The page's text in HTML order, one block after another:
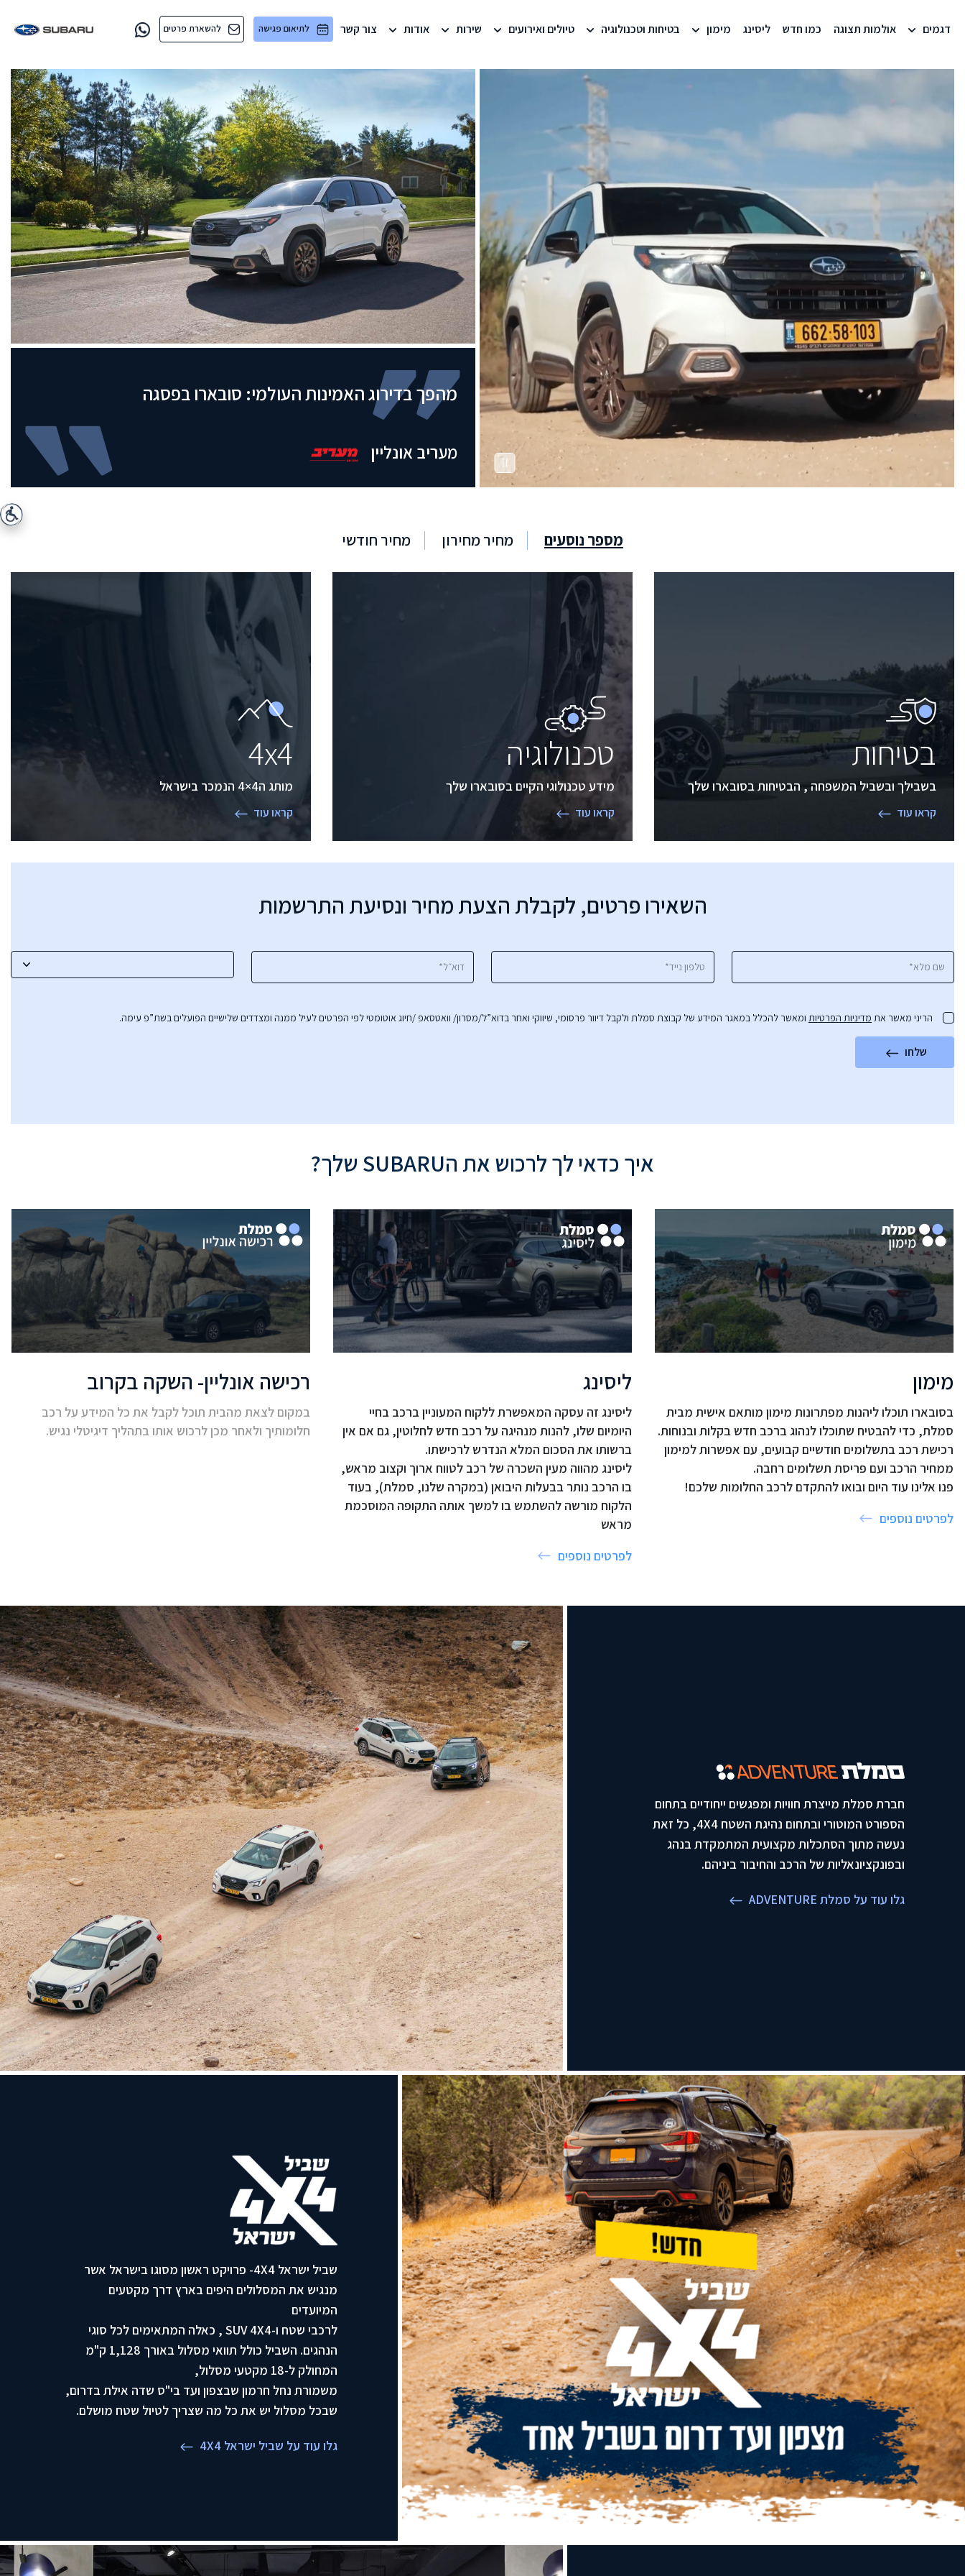
דגמים אולמות תצוגה כמו חדש ליסינג מימון בטיחות וטכנולוגיה טיולים ואירועים שירות אודות צור קשר לתיאום פגישה להשארת פרטים
מהפך בדירוג האמינות העולמי: סובארו בפסגה
מעריב אונליין
מספר נוסעים מחיר מחירון מחיר חודשי
בטיחות
בשבילך ובשביל המשפחה , הבטיחות בסובארו שלך
קראו עוד
טכנולוגיה
מידע טכנולוגי הקיים בסובארו שלך
קראו עוד
4x4
מותג ה4×4 הנמכר בישראל
קראו עוד
השאירו פרטים, לקבלת הצעת מחיר ונסיעת התרשמות
הריני מאשר את מדיניות הפרטיות ומאשר להכלל במאגר המידע של קבוצת סמלת ולקבל דיוור פרסומי, שיווקי ואחר בדוא”ל/מסרון/ וואטסאפ /חיוג אוטומטי לפי הפרטים לעיל ממנה ומצדדים שלישיים הפועלים בשת”פ עימה.
שלחו
איך כדאי לך לרכוש את הSUBARU שלך?
מימון
בסובארו תוכלו ליהנות מפתרונות מימון מותאם אישית מבית
סמלת, כדי להבטיח שתוכלו לנהוג ברכב חדש בקלות ובנוחות.
רכישת רכב בתשלומים חודשיים קבועים, עם אפשרות למימון
ממחיר הרכב ועם פריסת תשלומים רחבה.
פנו אלינו עוד היום ובואו להתקדם לרכב החלומות שלכם!
לפרטים נוספים
ליסינג
ליסינג זה עסקה המאפשרת ללקוח המעוניין ברכב בחיי
היומיום שלו, להנות מנהיגה על רכב חדש לחלוטין, גם אם אין
ברשותו את הסכום המלא הנדרש לרכישתו.
ליסינג מהווה מעין השכרה של רכב לטווח ארוך וקצוב מראש,
בו הרכב נותר בבעלות היבואן (במקרה שלנו, סמלת), בעוד
הלקוח מורשה להשתמש בו למשך אותה התקופה המוסכמת
מראש
לפרטים נוספים
רכישה אונליין- השקה בקרוב
במקום לצאת מהבית תוכל לקבל את כל המידע על רכב
חלומותיך ולאחר מכן לרכוש אותו בתהליך דיגיטלי נגיש.
חברת סמלת מייצרת חוויות ומפגשים ייחודיים בתחום
הספורט המוטורי ובתחום נהיגת השטח 4X4, כל זאת
נעשה מתוך הסתכלות מקצועית המתמקדת בנהג
ובפונקציונאליות של הרכב והחיבור ביניהם.
גלו עוד על סמלת ADVENTURE
שביל ישראל 4X4- פרויקט ראשון מסוגו בישראל אשר
מנגיש את המסלולים היפים בארץ דרך מקטעים
המיועדים
לרכבי שטח ו-SUV 4X4 , כאלה המתאימים לכל סוגי
הנהגים. השביל כולל תוואי מסלול באורך 1,128 ק"מ
המחולק ל-18 מקטעי מסלול,
משמורת נחל חרמון שבצפון ועד בי"ס שדה אילת בדרום,
שבכל מסלול יש את כל מה שצריך לטיול שטח מושלם.
גלו עוד על שביל ישראל 4X4